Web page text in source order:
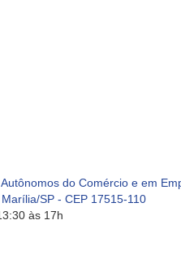
do Comércio e em
SP - CEP 17515-110
às 17h